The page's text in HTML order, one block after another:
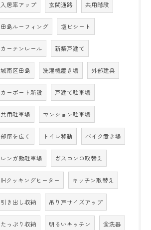
入居率アップ 玄関通路 共用階段
田島ルーフィング 塩ビシート
カーテンレール 新築戸建て
城南区田島 洗濯機置き場 外部建具
カーポート新設 戸建て駐車場
共用駐車場 マンション駐車場
部屋を広く トイレ移動 バイク置き場
レンガ敷駐車場 ガスコンロ取替え
IHクッキングヒーター キッチン取替え
引き出し収納 吊り戸サイズアップ
たっぷり収納 明るいキッチン 食洗器